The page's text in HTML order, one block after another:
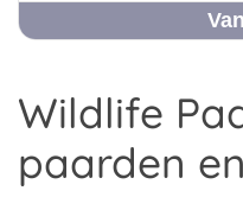
Wildlife
paarden